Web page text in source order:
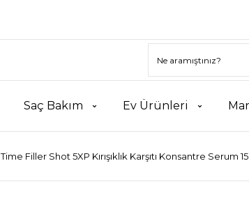
Saç Bakım Ev Ürünleri
Time Filler Shot 5XP Kırışıklık Karşıtı Konsantre Serum